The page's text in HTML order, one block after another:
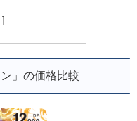
」の価格比較